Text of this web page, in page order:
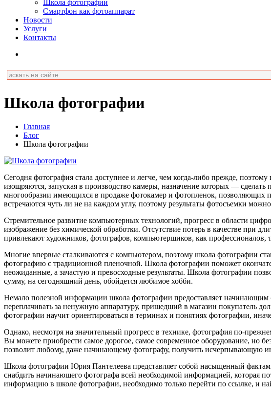
Школа фотографии
Смартфон как фотоаппарат
Новости
Услуги
Контакты
Школа фотографии
Главная
Блог
Школа фотографии
Сегодня фотография стала доступнее и легче, чем когда-либо прежде,
изощряются, запуская в производство камеры, назначение которых —
многообразии имеющихся в продаже фотокамер и фотопленок, позволяющих
встречаются чуть ли не на каждом углу, поэтому результаты фотосъемки
Стремительное развитие компьютерных технологий, прогресс в области
изображение без химической обработки. Отсутствие потерь в качестве при
привлекают художников, фотографов, компьютерщиков, как профессионалов,
Многие впервые сталкиваются с компьютером, поэтому школа фотографии
фотографию с традиционной пленочной. Школа фотографии поможет
неожиданные, а зачастую и превосходные результаты. Школа фотографии
сумму, на сегодняшний день, обойдется любимое хобби.
Немало полезной информации школа фотографии предоставляет
переплачивать за ненужную аппаратуру, пришедший в магазин покупатель
фотографии научит ориентироваться в терминах и понятиях фотографии,
Однако, несмотря на значительный прогресс в технике, фотография по-
Вы можете приобрести самое дорогое, самое современное оборудование, но
позволит любому, даже начинающему фотографу, получить исчерпывающую
Школа фотографии Юрия Пантелеева представляет собой насыщенный
снабдить начинающего фотографа всей необходимой информацией, которая
информацию в школе фотографии, необходимо только перейти по ссылке, и